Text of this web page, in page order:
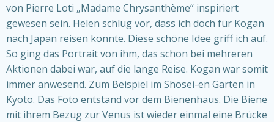
von Pierre Loti „Madame Chrysanthème“ inspiriert
gewesen sein. Helen schlug vor, dass ich doch für Kogan
nach Japan reisen könnte. Diese schöne Idee griff ich auf.
So ging das Portrait von ihm, das schon bei mehreren
Aktionen dabei war, auf die lange Reise. Kogan war somit
immer anwesend. Zum Beispiel im Shosei-en Garten in
Kyoto. Das Foto entstand vor dem Bienenhaus. Die Biene
mit ihrem Bezug zur Venus ist wieder einmal eine Brücke